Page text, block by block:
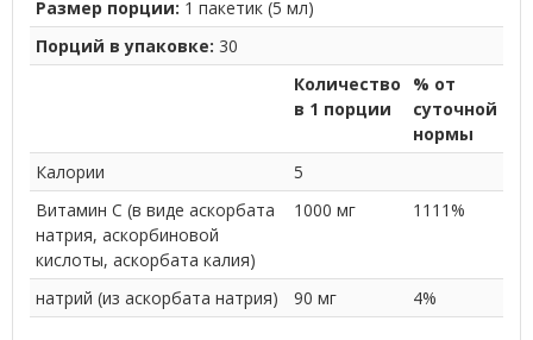
Размер порции: 1 пакетик (5 мл)
Порций в упаковке: 30
Количество
в 1 порции
% от
суточной
нормы
Калории
5
Витамин C (в виде аскорбата
натрия, аскорбиновой
кислоты, аскорбата калия)
1000 мг 1111%
натрий (из аскорбата натрия) 90 мг 4%